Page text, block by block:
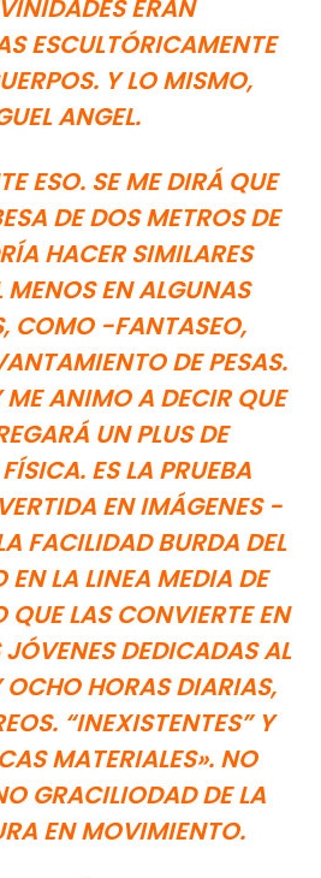
ERAN
ESCULTÓRICAMENTE
Y LO MISMO,
ANGEL.
ESO. SE ME DIRÁ QUE
DE DOS METROS DE
HACER SIMILARES
MENOS EN ALGUNAS
COMO -FANTASEO,
DE PESAS.
ME ANIMO A DECIR QUE
UN PLUS DE
ES LA PRUEBA
EN IMÁGENES -
FACILIDAD BURDA DEL
EN LA LINEA MEDIA DE
LAS CONVIERTE EN
DEDICADAS AL
OCHO HORAS DIARIAS,
“INEXISTENTES” Y
MATERIALES». NO
GRACILIODAD DE LA
EN MOVIMIENTO.